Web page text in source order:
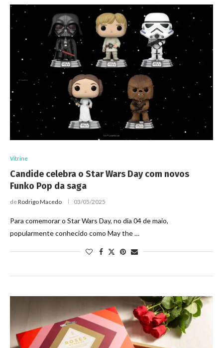
Vitrine
Candide celebra o Star Wars Day com novos
Funko Pop da saga
deRodrigo Macedo 03/05/2025
Para comemorar o Star Wars Day, no dia 04 de maio,
popularmente conhecido como May the …